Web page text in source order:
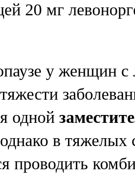
20 мг
у женщин с
одной
однако в тяжелых
проводить